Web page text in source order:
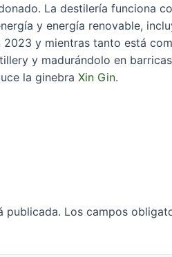
La destilería funciona
y energía renovable,
y mientras tanto está
y madurándolo en
la ginebra Xin Gin.
publicada. Los campos